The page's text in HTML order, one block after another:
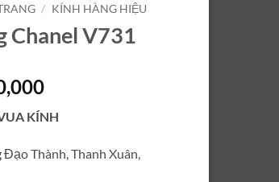
/ KÍNH HÀNG HIỆU
Chanel V731
Giá
tại
₫880,000.
KÍNH
Thành, Thanh Xuân,